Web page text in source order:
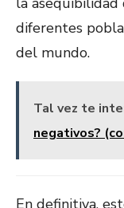
diferentes
del mundo.
Tal vez te
negativos?